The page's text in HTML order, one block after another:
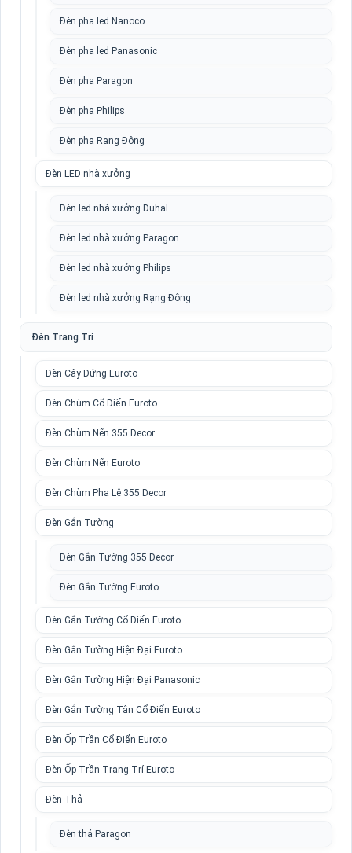
Đèn pha led Nanoco
Đèn pha led Panasonic
Đèn pha Paragon
Đèn pha Philips
Đèn pha Rạng Đông
Đèn LED nhà xưởng
Đèn led nhà xưởng Duhal
Đèn led nhà xưởng Paragon
Đèn led nhà xưởng Philips
Đèn led nhà xưởng Rạng Đông
Đèn Trang Trí
Đèn Cây Đứng Euroto
Đèn Chùm Cổ Điển Euroto
Đèn Chùm Nến 355 Decor
Đèn Chùm Nến Euroto
Đèn Chùm Pha Lê 355 Decor
Đèn Gắn Tường
Đèn Gắn Tường 355 Decor
Đèn Gắn Tường Euroto
Đèn Gắn Tường Cổ Điển Euroto
Đèn Gắn Tường Hiện Đại Euroto
Đèn Gắn Tường Hiện Đại Panasonic
Đèn Gắn Tường Tân Cổ Điển Euroto
Đèn Ốp Trần Cổ Điển Euroto
Đèn Ốp Trần Trang Trí Euroto
Đèn Thả
Đèn thả Paragon